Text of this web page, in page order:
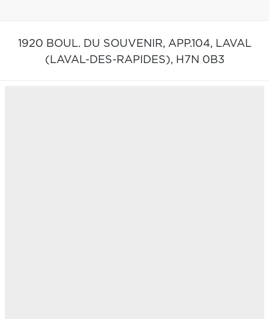
1920 BOUL. DU SOUVENIR, APP.104, LAVAL
(LAVAL-DES-RAPIDES), H7N 0B3